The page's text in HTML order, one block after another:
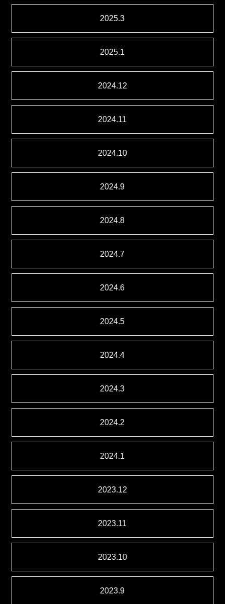
2025.3
2025.1
2024.12
2024.11
2024.10
2024.9
2024.8
2024.7
2024.6
2024.5
2024.4
2024.3
2024.2
2024.1
2023.12
2023.11
2023.10
2023.9